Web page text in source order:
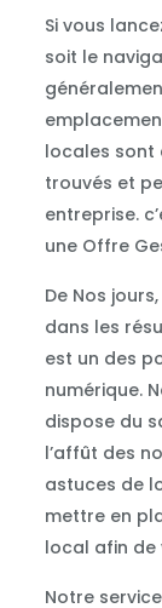
Si vous
soit le
locales sont
trouvés et
entreprise.
une Offre
De Nos
dans les
est un des
numérique.
dispose du
l’affût des
astuces de
mettre en
local afin de
Notre